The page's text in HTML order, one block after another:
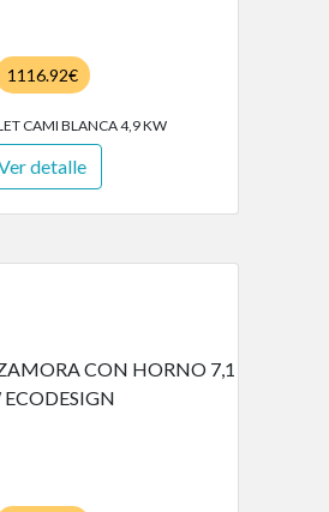
1116.92€
CAMI BLANCA 4,9 KW
detalle